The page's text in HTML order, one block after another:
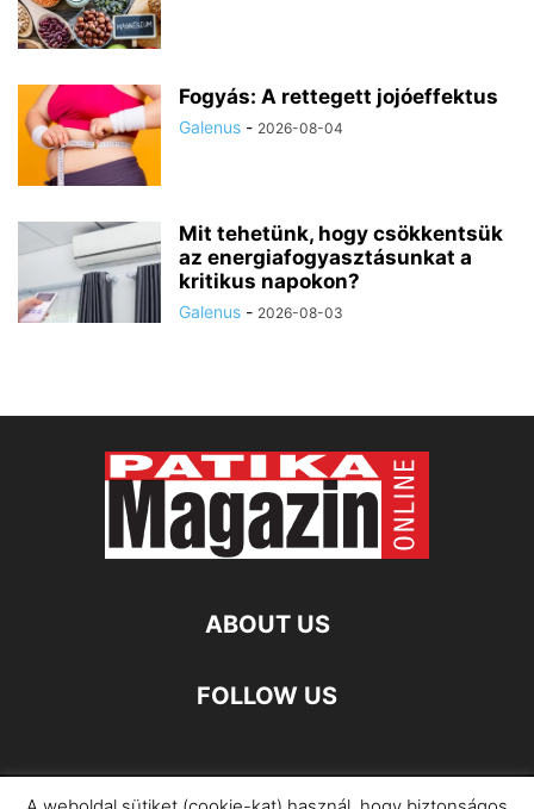
Fogyás: A rettegett jojóeffektus
Galenus - 2026-08-04
Mit tehetünk, hogy csökkentsük
az energiafogyasztásunkat a
kritikus napokon?
Galenus - 2026-08-03
ABOUT US
FOLLOW US